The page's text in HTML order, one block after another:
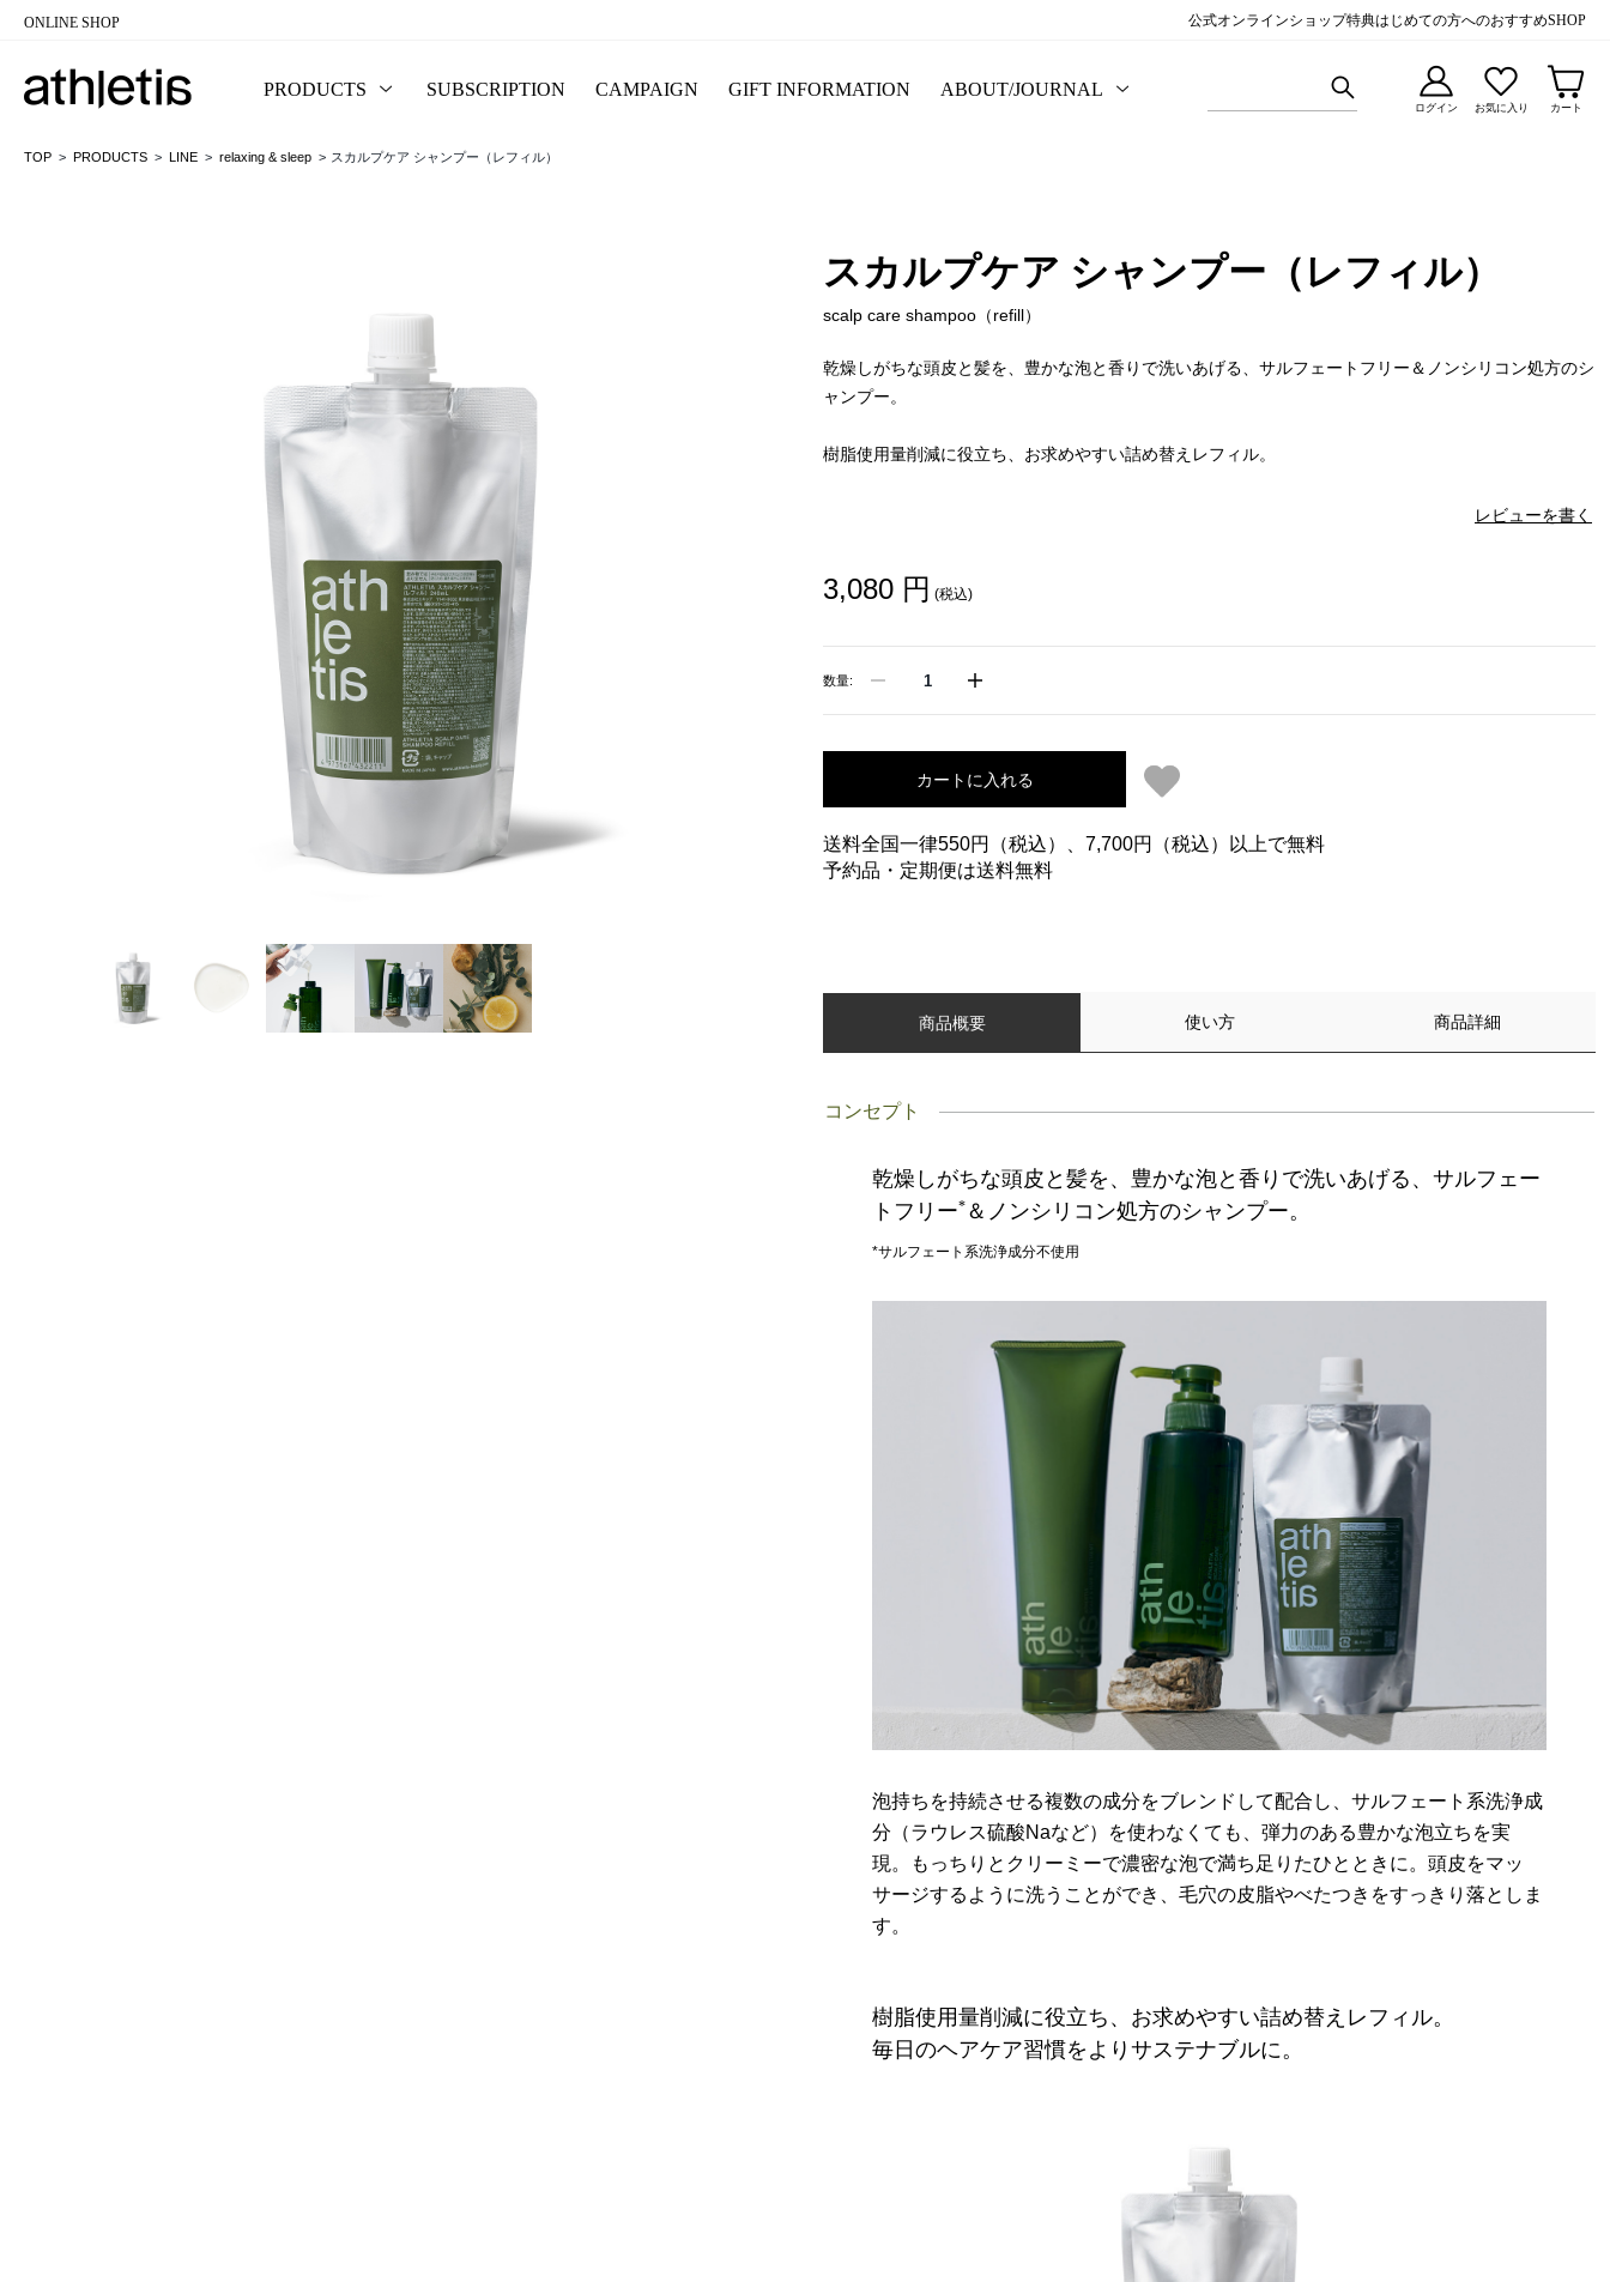
ONLINE SHOP 公式オンラインショップ特典はじめての方へのおすすめSHOP
PRODUCTS SUBSCRIPTION CAMPAIGN GIFT INFORMATION ABOUT/JOURNAL
ログイン お気に入り カート
TOP PRODUCTS LINE relaxing & sleep スカルプケア シャンプー（レフィル）
スカルプケア シャンプー（レフィル）
scalp care shampoo（refill）
乾燥しがちな頭皮と髪を、豊かな泡と香りで洗いあげる、サルフェートフリー＆ノンシリコン処方のシ
ャンプー。
樹脂使用量削減に役立ち、お求めやすい詰め替えレフィル。
レビューを書く
3,080 円 (税込)
数量:
カートに入れる
送料全国一律550円（税込）、7,700円（税込）以上で無料
予約品・定期便は送料無料
商品概要 使い方 商品詳細
コンセプト
乾燥しがちな頭皮と髪を、豊かな泡と香りで洗いあげる、サルフェー
トフリー* ＆ノンシリコン処方のシャンプー。
*サルフェート系洗浄成分不使用
泡持ちを持続させる複数の成分をブレンドして配合し、サルフェート系洗浄成
分（ラウレス硫酸Naなど）を使わなくても、弾力のある豊かな泡立ちを実
現。もっちりとクリーミーで濃密な泡で満ち足りたひとときに。頭皮をマッ
サージするように洗うことができ、毛穴の皮脂やべたつきをすっきり落としま
す。
樹脂使用量削減に役立ち、お求めやすい詰め替えレフィル。
毎日のヘアケア習慣をよりサステナブルに。